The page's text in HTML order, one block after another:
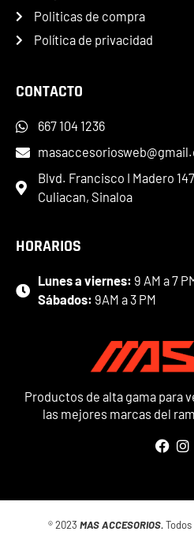
Productos de alta gama para
las mejores marcas del
Politicas de compra
Política de privacidad
CONTACTO
667 104 1236
Blvd. Francisco I Madero
Culiacan, Sinaloa
HORARIOS
Lunes a viernes: 9 AM a 7
Sábados: 9AM a 3 PM
® 2023 MAS ACCESORIOS.Todos